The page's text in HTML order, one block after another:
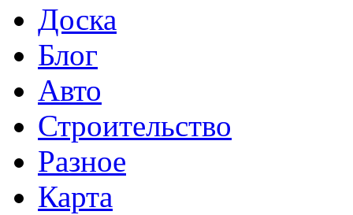
Доска
Блог
Авто
Строительство
Разное
Карта